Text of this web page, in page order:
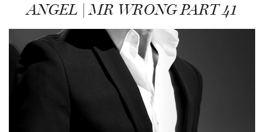
ANGEL | MR WRONG PART 41